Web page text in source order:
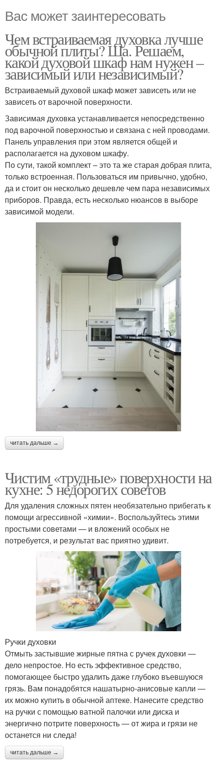
Вас может заинтересовать
Чем встраиваемая духовка лучше
обычной плиты? Ша. Решаем,
какой духовой шкаф нам нужен –
зависимый или независимый?
Встраиваемый духовой шкаф может зависеть или не
зависеть от варочной поверхности.
Зависимая духовка устанавливается непосредственно
под варочной поверхностью и связана с ней проводами.
Панель управления при этом является общей и
располагается на духовом шкафу.
По сути, такой комплект – это та же старая добрая плита,
только встроенная. Пользоваться им привычно, удобно,
да и стоит он несколько дешевле чем пара независимых
приборов. Правда, есть несколько нюансов в выборе
зависимой модели.
читать дальше →
Чистим «трудные» поверхности на
кухне: 5 недорогих советов
Для удаления сложных пятен необязательно прибегать к
помощи агрессивной «химии». Воспользуйтесь этими
простыми советами — и вложений особых не
потребуется, и результат вас приятно удивит.
Ручки духовки
Отмыть застывшие жирные пятна с ручек духовки —
дело непростое. Но есть эффективное средство,
помогающее быстро удалить даже глубоко въевшуюся
грязь. Вам понадобятся нашатырно-анисовые капли —
их можно купить в обычной аптеке. Нанесите средство
на ручки с помощью ватной палочки или диска и
энергично потрите поверхность — от жира и грязи не
останется ни следа!
читать дальше →